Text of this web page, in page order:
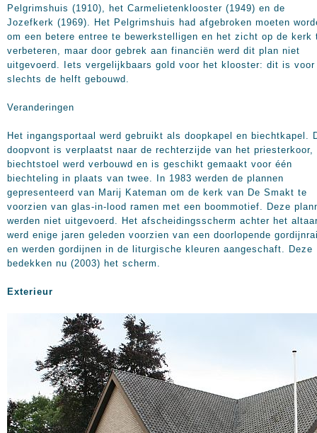
Pelgrimshuis (1910), het Carmelietenklooster (1949) en de
Jozefkerk (1969). Het Pelgrimshuis had afgebroken moeten
om een betere entree te bewerkstelligen en het zicht op de kerk
verbeteren, maar door gebrek aan financiën werd dit plan niet
uitgevoerd. Iets vergelijkbaars gold voor het klooster: dit is voor
slechts de helft gebouwd.
Veranderingen
Het ingangsportaal werd gebruikt als doopkapel en biechtkapel.
doopvont is verplaatst naar de rechterzijde van het priesterkoor,
biechtstoel werd verbouwd en is geschikt gemaakt voor één
biechteling in plaats van twee. In 1983 werden de plannen
gepresenteerd van Marij Kateman om de kerk van De Smakt te
voorzien van glas-in-lood ramen met een boommotief. Deze
werden niet uitgevoerd. Het afscheidingsscherm achter het
werd enige jaren geleden voorzien van een doorlopende
en werden gordijnen in de liturgische kleuren aangeschaft. Deze
bedekken nu (2003) het scherm.
Exterieur